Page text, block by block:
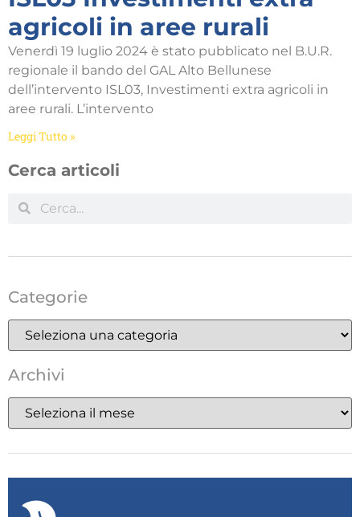
agricoli in aree rurali
Venerdì 19 luglio 2024 è stato pubblicato nel B.U.R.
regionale il bando del GAL Alto Bellunese
dell’intervento ISL03, Investimenti extra agricoli in
aree rurali. L’intervento
Leggi Tutto »
Cerca articoli
Categorie
Archivi